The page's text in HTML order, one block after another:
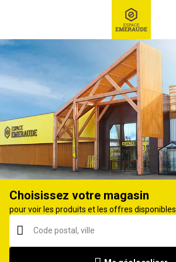
Ex : Robot tondeuse, ...
Tuyau, dévidoir et raccord
Choisissez votre magasin
pour voir les produits et les offres disponibles